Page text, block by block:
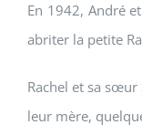
En 1942, André
abriter la petite
Rachel et sa sœur
leur mère,